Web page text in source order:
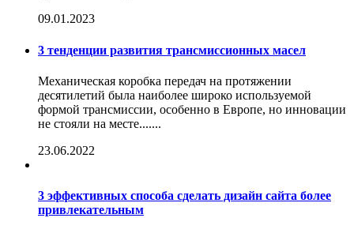
09.01.2023
3 тенденции развития трансмиссионных масел
Механическая коробка передач на протяжении
десятилетий была наиболее широко используемой
формой трансмиссии, особенно в Европе, но инновации
не стояли на месте.......
23.06.2022
3 эффективных способа сделать дизайн сайта более
привлекательным